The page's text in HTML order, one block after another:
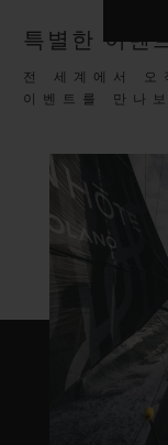
특별한 이벤
전 세계에서 오
이벤트를 만나